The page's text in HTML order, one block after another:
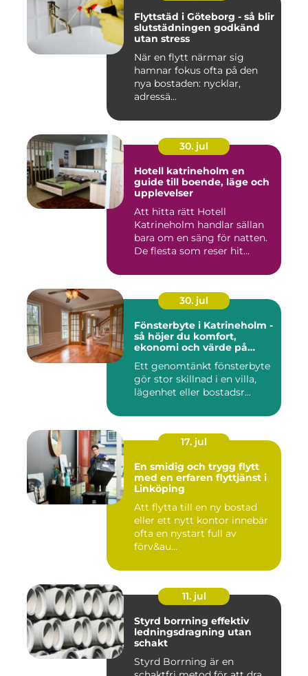
Flyttstäd i Göteborg - så blir
slutstädningen godkänd
utan stress
När en flytt närmar sig
hamnar fokus ofta på den
nya bostaden: nycklar,
adressä...
30. jul
Hotell katrineholm en
guide till boende, läge och
upplevelser
Att hitta rätt Hotell
Katrineholm handlar sällan
bara om en säng för natten.
De flesta som reser hit...
30. jul
Fönsterbyte i Katrineholm -
så höjer du komfort,
ekonomi och värde på
Ett genomtänkt fönsterbyte
gör stor skillnad i en villa,
lägenhet eller bostadsr...
17. jul
En smidig och trygg flytt
med en erfaren flyttjänst i
Linköping
Att flytta till en ny bostad
eller ett nytt kontor innebär
ofta en nystart full av
förv&au...
11. jul
Styrd borrning effektiv
ledningsdragning utan
schakt
Styrd Borrning är en